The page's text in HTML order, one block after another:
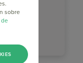
sobre
de